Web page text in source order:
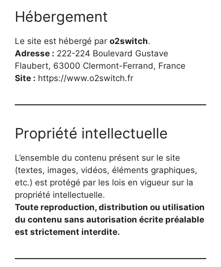
Hébergement
Le site est hébergé par o2switch.
Adresse : 222-224 Boulevard Gustave
Flaubert, 63000 Clermont-Ferrand, France
Site : https://www.o2switch.fr
Propriété intellectuelle
L’ensemble du contenu présent sur le site
(textes, images, vidéos, éléments graphiques,
etc.) est protégé par les lois en vigueur sur la
propriété intellectuelle.
Toute reproduction, distribution ou utilisation
du contenu sans autorisation écrite préalable
est strictement interdite.